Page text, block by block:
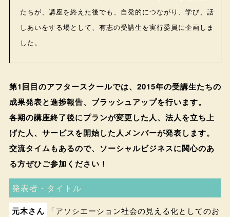
たちが、講座を終えた後でも、自発的につながり、学び、話
しあいをする場として、有志の受講生を実行委員に企画しま
した。
第1回目のアフタースクールでは、2015年の受講生たちの
成果発表と進捗報告、ブラッシュアップを行います。
各期の講座終了後にプランが変更した人、法人を立ち上
げた人、サービスを開始した人メンバーが発表します。
交流タイムもあるので、ソーシャルビジネスに関心のあ
る方ぜひご参加ください！
発表者・タイトル
元木さん
「アソシエーション社会の見える化としてのお